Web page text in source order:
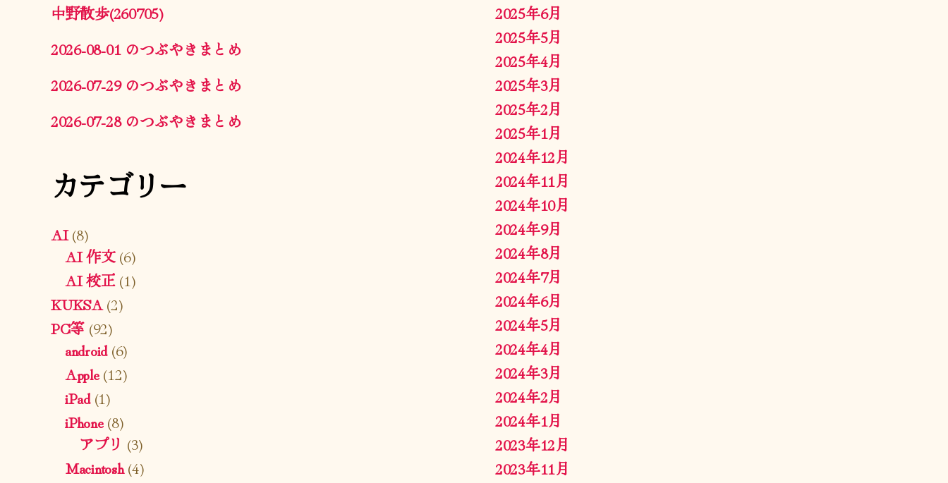
中野散歩(260705)
2026-08-01 のつぶやきまとめ
2026-07-29 のつぶやきまとめ
2026-07-28 のつぶやきまとめ
カテゴリー
AI(8)
AI 作文(6)
AI 校正(1)
KUKSA(2)
PC等 (92)
android(6)
Apple(12)
iPad(1)
iPhone(8)
アプリ (3)
Macintosh(4)
2025年6月
2025年5月
2025年4月
2025年3月
2025年2月
2025年1月
2024年12月
2024年11月
2024年10月
2024年9月
2024年8月
2024年7月
2024年6月
2024年5月
2024年4月
2024年3月
2024年2月
2024年1月
2023年12月
2023年11月